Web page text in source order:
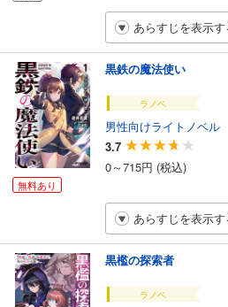
あらすじを表示す
無料あり
黒鉄の魔法使い
ラノベ
男性向けライトノベル
3.7
0～715円 (税込)
あらすじを表示す
黒檻の探索者
ラノベ